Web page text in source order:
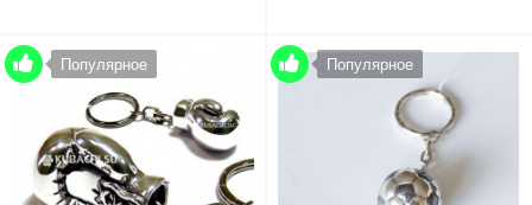
Популярное Популярное